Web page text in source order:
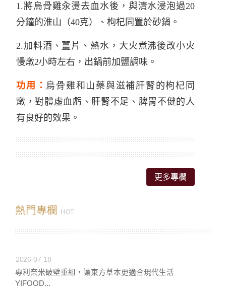
1.將烏骨雞汆燙去血水後，與清水浸泡過20
分鐘的淮山（40克）、枸杞同置於砂鍋。
2.加料酒、薑片、熱水，大火煮沸後改小火
慢燉2小時左右，出鍋前加鹽調味。
功用： 烏骨雞和山藥與滋補肝腎的枸杞同
燉，對體虛血虧、肝腎不足、脾胃不健的人
有良好的效果。
更多專欄
熱門專欄 HOT
2026-07-18
專利奈米破壁重組，讓東方草本更適合現代生活
YIFOOD...